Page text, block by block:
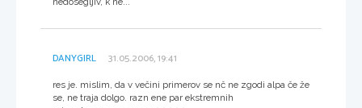
DANYGIRL 31.05.2006, 19:41
res je. mislim, da v večini primerov se nč ne zgodi alpa če že
se, ne traja dolgo. razn ene par ekstremnih